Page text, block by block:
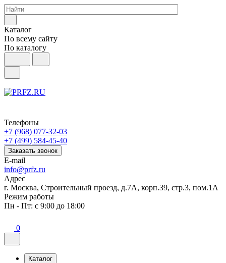
Каталог
По всему сайту
По каталогу
Телефоны
+7 (968) 077-32-03
+7 (499) 584-45-40
Заказать звонок
E-mail
info@prfz.ru
Адрес
г. Москва, Строительный проезд, д.7А, корп.39, стр.3, пом.1А
Режим работы
Пн - Пт: с 9:00 до 18:00
0
Каталог